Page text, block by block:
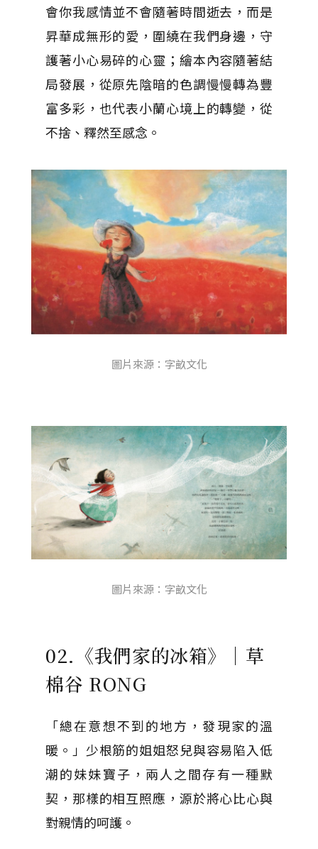
會你我感情並不會隨著時間逝去，而是
昇華成無形的愛，圍繞在我們身邊，守
護著小心易碎的心靈；繪本內容隨著結
局發展，從原先陰暗的色調慢慢轉為豐
富多彩，也代表小蘭心境上的轉變，從
不捨、釋然至感念。
圖片來源：字畝文化
圖片來源：字畝文化
02.《我們家的冰箱》｜草
棉谷 RONG
「總在意想不到的地方，發現家的溫
暖。」少根筋的姐姐怒兒與容易陷入低
潮的妹妹寶子，兩人之間存有一種默
契，那樣的相互照應，源於將心比心與
對親情的呵護。